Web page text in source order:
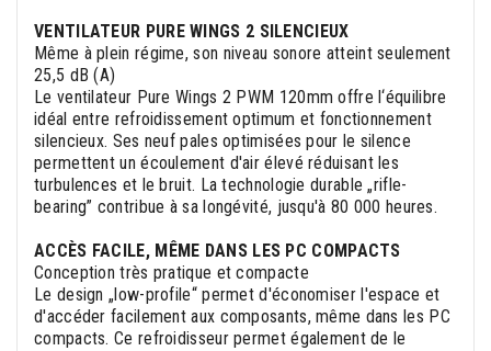
VENTILATEUR PURE WINGS 2 SILENCIEUX
Même à plein régime, son niveau sonore atteint seulement
25,5 dB (A)
Le ventilateur Pure Wings 2 PWM 120mm offre l‘équilibre
idéal entre refroidissement optimum et fonctionnement
silencieux. Ses neuf pales optimisées pour le silence
permettent un écoulement d'air élevé réduisant les
turbulences et le bruit. La technologie durable „rifle-
bearing” contribue à sa longévité, jusqu'à 80 000 heures.
ACCÈS FACILE, MÊME DANS LES PC COMPACTS
Conception très pratique et compacte
Le design „low-profile“ permet d'économiser l'espace et
d'accéder facilement aux composants, même dans les PC
compacts. Ce refroidisseur permet également de le